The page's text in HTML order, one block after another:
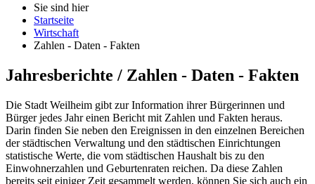
Sie sind hier
Startseite
Wirtschaft
Zahlen - Daten - Fakten
Jahresberichte / Zahlen - Daten - Fakten
Die Stadt Weilheim gibt zur Information ihrer Bürgerinnen und
Bürger jedes Jahr einen Bericht mit Zahlen und Fakten heraus.
Darin finden Sie neben den Ereignissen in den einzelnen Bereichen
der städtischen Verwaltung und den städtischen Einrichtungen
statistische Werte, die vom städtischen Haushalt bis zu den
Einwohnerzahlen und Geburtenraten reichen. Da diese Zahlen
bereits seit einiger Zeit gesammelt werden, können Sie sich auch ein